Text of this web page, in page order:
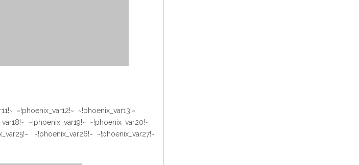
~!phoenix_var12!~ ~!phoenix_var13!~
~!phoenix_var19!~ ~!phoenix_var20!~
~!phoenix_var26!~ ~!phoenix_var27!~